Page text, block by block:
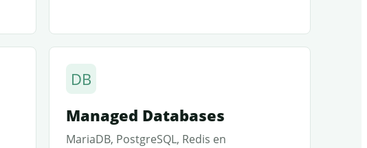
DB
Managed Databases
MariaDB, PostgreSQL, Redis en